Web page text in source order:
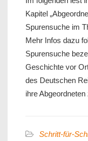
Kapitel
Spurensuche im
Mehr Infos dazu
Spurensuche
Geschichte vor
des Deutschen
ihre
Schritt-für-